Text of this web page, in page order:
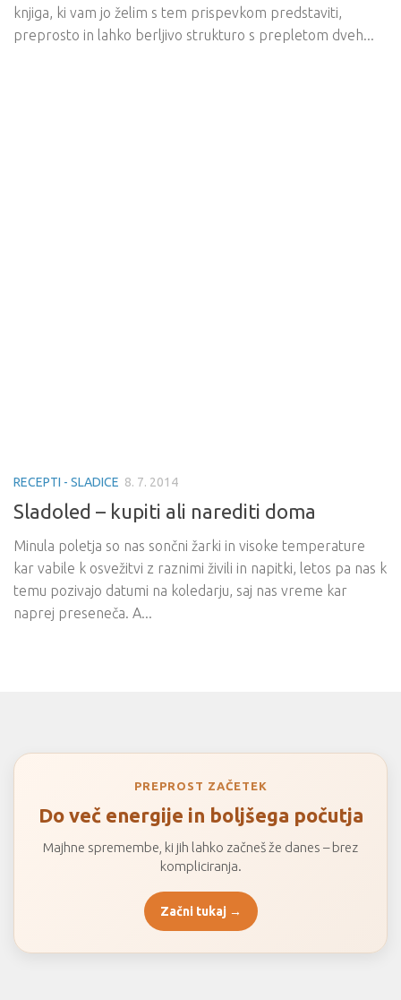
knjiga, ki vam jo želim s tem prispevkom predstaviti,
preprosto in lahko berljivo strukturo s prepletom dveh...
RECEPTI - SLADICE 8. 7. 2014
Sladoled – kupiti ali narediti doma
Minula poletja so nas sončni žarki in visoke temperature
kar vabile k osvežitvi z raznimi živili in napitki, letos pa nas k
temu pozivajo datumi na koledarju, saj nas vreme kar
naprej preseneča. A...
PREPROST ZAČETEK
Do več energije in boljšega počutja
Majhne spremembe, ki jih lahko začneš že danes – brez
kompliciranja.
Začni tukaj →